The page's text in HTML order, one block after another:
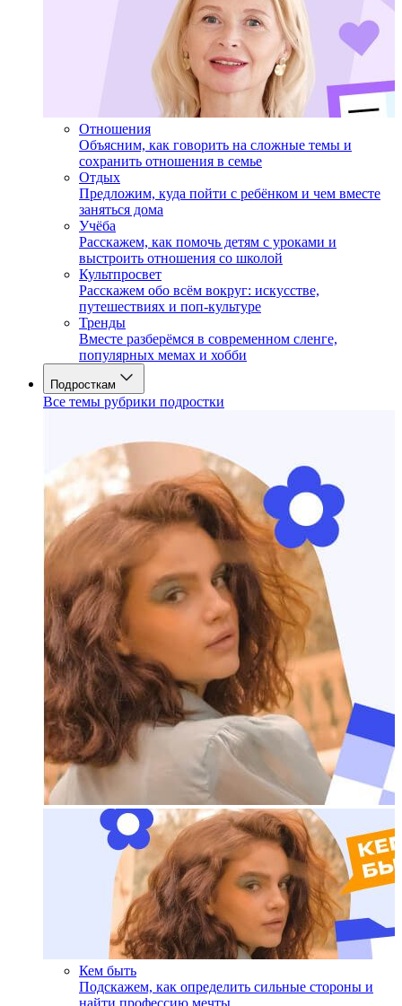
Отношения
Объясним, как говорить на сложные темы и
сохранить отношения в семье
Отдых
Предложим, куда пойти с ребёнком и чем вместе
заняться дома
Учёба
Расскажем, как помочь детям с уроками и
выстроить отношения со школой
Культпросвет
Расскажем обо всём вокруг: искусстве,
путешествиях и поп-культуре
Тренды
Вместе разберёмся в современном сленге,
популярных мемах и хобби
Подросткам
Все темы рубрики подростки
Кем быть
Подскажем, как определить сильные стороны и
найти профессию мечты